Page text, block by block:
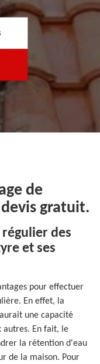
de
gratuit.
des
et ses
pour effectuer
En effet, la
une capacité
autres. En fait, le
la rétention d'eau
de la maison. Pour